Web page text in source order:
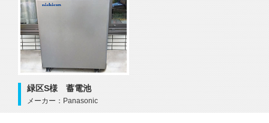
緑区S様 蓄電池
メーカー：Panasonic